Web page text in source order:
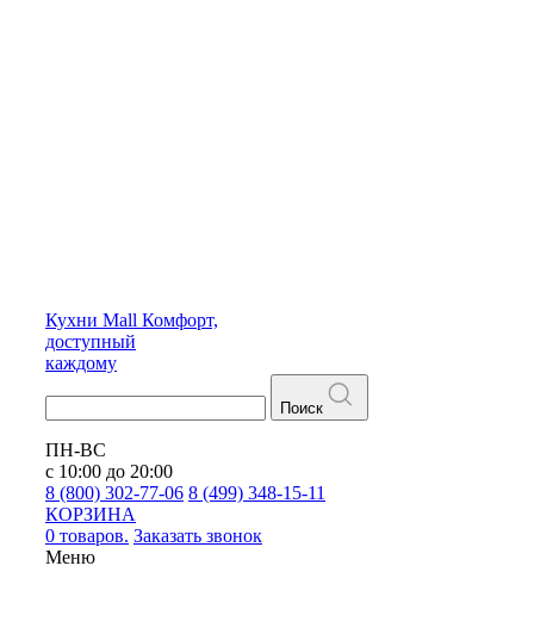
Кухни Mall Комфорт,
доступный
каждому
Поиск
ПН-ВС
с 10:00 до 20:00
8 (800) 302-77-06 8 (499) 348-15-11
КОРЗИНА
0 товаров. Заказать звонок
Меню